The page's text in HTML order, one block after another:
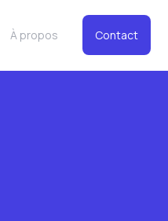
À propos Contact